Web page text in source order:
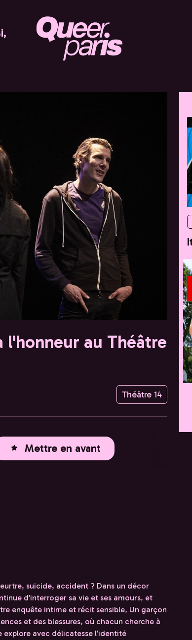
l'honneur au Théâtre
Théâtre 14
Mettre en avant
suicide, accident ? Dans un décor
d’interroger sa vie et ses amours, et
enquête intime et récit sensible, Un garçon
et des blessures, où chacun cherche à
avec délicatesse l’identité